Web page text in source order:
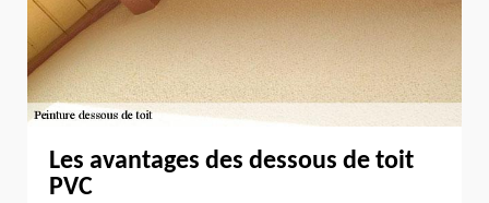
Les avantages des dessous de toit
PVC